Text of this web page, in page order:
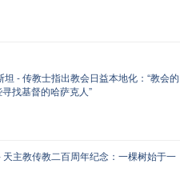
坦 - 传教士指出教会日益本地化：“教会的
找基督的哈萨克人”
天主教传教二百周年纪念：一棵树始于一